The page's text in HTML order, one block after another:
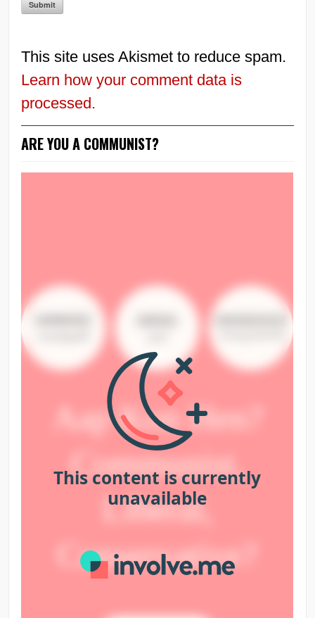
This site uses Akismet to reduce spam.
Learn how your comment data is
processed.
ARE YOU A COMMUNIST?